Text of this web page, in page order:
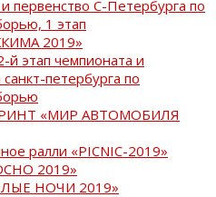
первенство С-Петербурга по
1 этап
2019»
этап чемпионата и
петербурга по
«МИР АВТОМОБИЛЯ
ралли «PICNIC-2019»
2019»
НОЧИ 2019»